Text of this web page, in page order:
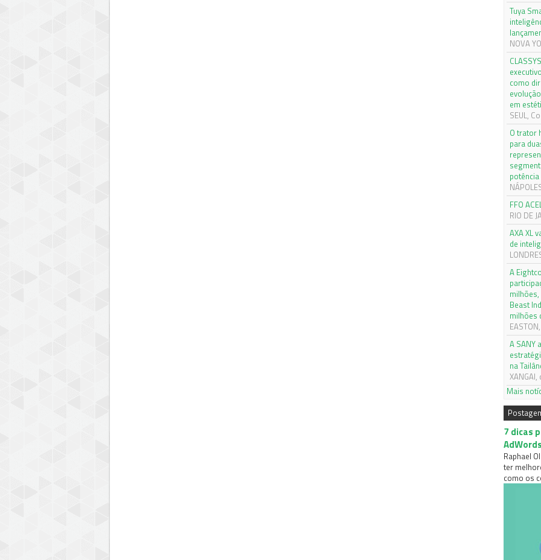
Tuya
NOVA
como
em
SEUL,
O trator
para
potência
FFO
RIO DE
AXA XL
de
A
Beast
milhões
A SANY
na
Mais
7 dicas
Raphael
ter
como os